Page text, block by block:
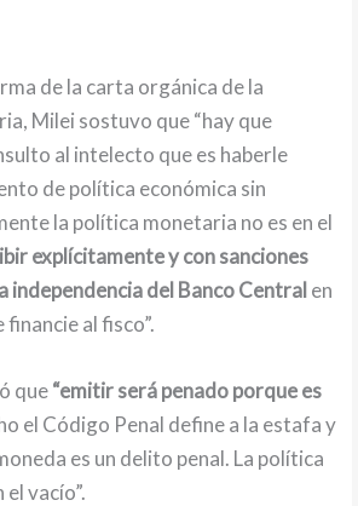
de la carta orgánica de la
Milei sostuvo que “hay que
al intelecto que es haberle
de política económica sin
la política monetaria no es en el
explícitamente y con sanciones
independencia del Banco Centralen
al fisco”.
que“emitir será penado porque es
el Código Penal define a la estafa y
es un delito penal. La política
vacío”.